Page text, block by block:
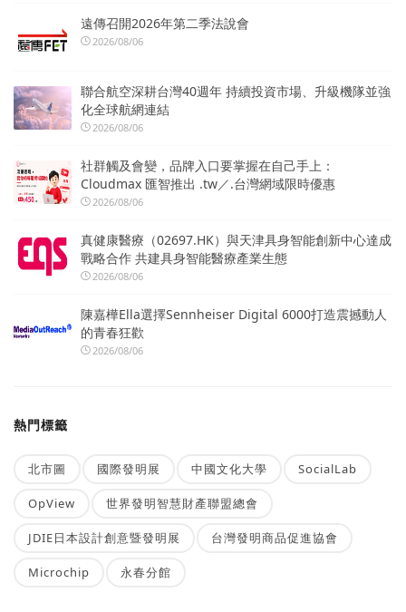
遠傳召開2026年第二季法說會
2026/08/06
聯合航空深耕台灣40週年 持續投資市場、升級機隊並強
化全球航網連結
2026/08/06
社群觸及會變，品牌入口要掌握在自己手上：
Cloudmax 匯智推出 .tw／.台灣網域限時優惠
2026/08/06
真健康醫療（02697.HK）與天津具身智能創新中心達成
戰略合作 共建具身智能醫療產業生態
2026/08/06
陳嘉樺Ella選擇Sennheiser Digital 6000打造震撼動人
的青春狂歡
2026/08/06
熱門標籤
北市圖 國際發明展 中國文化大學 SocialLab
OpView 世界發明智慧財產聯盟總會
JDIE日本設計創意暨發明展 台灣發明商品促進協會
Microchip 永春分館